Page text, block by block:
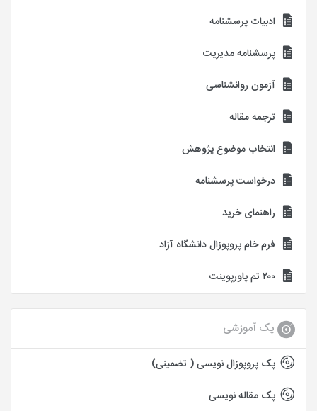
ادبیات پرسشنامه
پرسشنامه مدیریت
آزمون روانشناسی
ترجمه مقاله
انتخاب موضوع پژوهش
درخواست پرسشنامه
راهنمای خرید
فرم خام پروپوزال دانشگاه آزاد
۲۰۰ تم پاورپوینت
پک آموزشی
پک پروپوزال نویسی ( تضمینی)
پک مقاله نویسی